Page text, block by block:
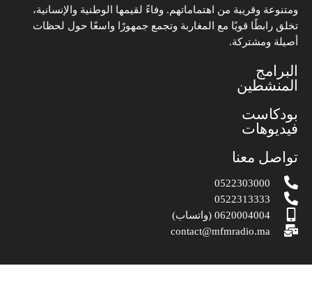
ومتنوعة وقريبة من اهتماماتهم. وفاءً لقيمها الوطنية والإنسانية،
تخلق رابطًا قويًا مع المغاربة وتجمع جمهورًا واسعًا حول لحظات
أصيلة ومشتركة.
البرامج
المنشطين
بودكاست
فيديوهات
تواصل معنا
0522303000
0522313333
0620004004 (واتساب)
contact@mfmradio.ma